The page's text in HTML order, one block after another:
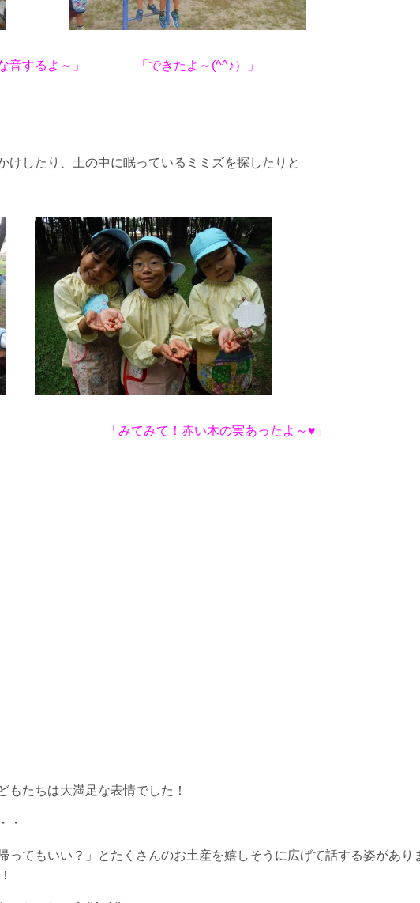
な音するよ～」 「できたよ～(^^♪）」
けしたり、土の中に眠っているミミズを探したりと
(^。^)」 「みてみて！赤い木の実あったよ～♥
もたちは大満足な表情でした！
・
ってもいい？」とたくさんのお土産を嬉しそうに広げて話する姿があり